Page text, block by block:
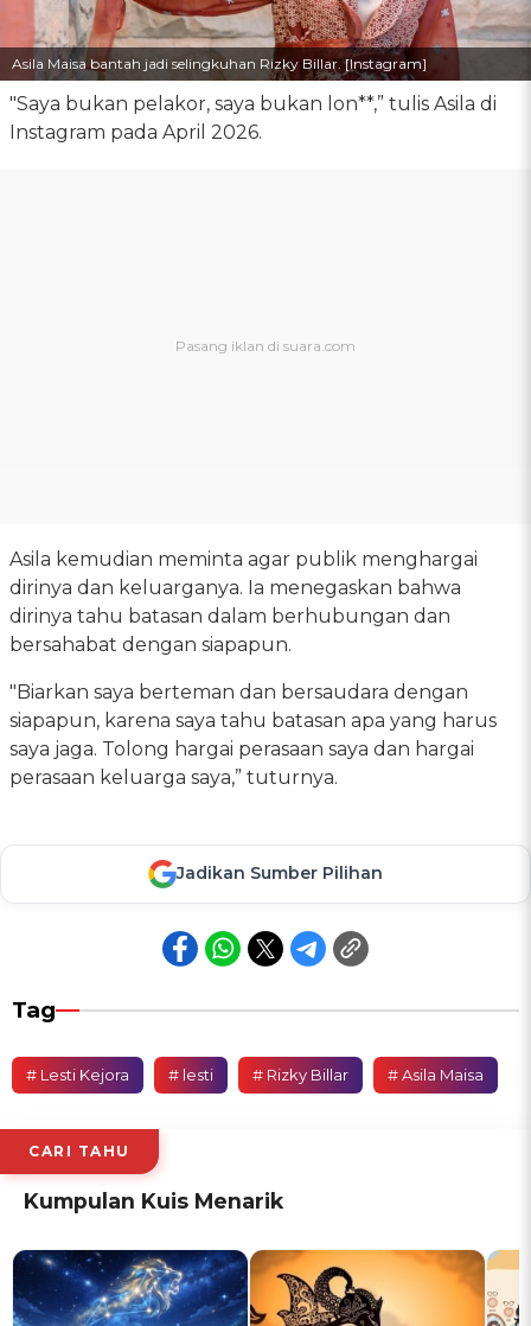
Asila Maisa bantah jadi selingkuhan Rizky Billar. [Instagram]
"Saya bukan pelakor, saya bukan lon**,” tulis Asila di
Instagram pada April 2026.
Asila kemudian meminta agar publik menghargai
dirinya dan keluarganya. Ia menegaskan bahwa
dirinya tahu batasan dalam berhubungan dan
bersahabat dengan siapapun.
"Biarkan saya berteman dan bersaudara dengan
siapapun, karena saya tahu batasan apa yang harus
saya jaga. Tolong hargai perasaan saya dan hargai
perasaan keluarga saya,” tuturnya.
Jadikan Sumber Pilihan
Tag
# Lesti Kejora # lesti # Rizky Billar # Asila Maisa
CARI TAHU
Kumpulan Kuis Menarik